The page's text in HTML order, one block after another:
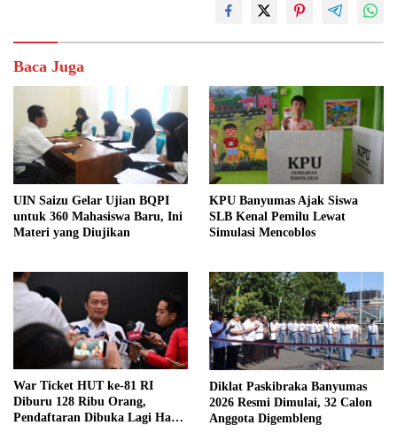
Baca Juga
UIN Saizu Gelar Ujian BQPI
untuk 360 Mahasiswa Baru, Ini
Materi yang Diujikan
KPU Banyumas Ajak Siswa
SLB Kenal Pemilu Lewat
Simulasi Mencoblos
War Ticket HUT ke-81 RI
Diburu 128 Ribu Orang,
Pendaftaran Dibuka Lagi Hari
Diklat Paskibraka Banyumas
2026 Resmi Dimulai, 32 Calon
Anggota Digembleng